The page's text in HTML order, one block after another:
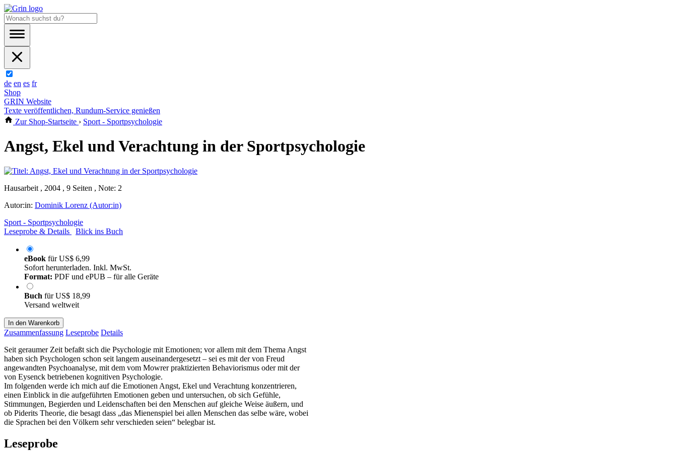
de en es fr
Shop
GRIN Website
Texte veröffentlichen, Rundum-Service genießen
Zur Shop-Startseite › Sport - Sportpsychologie
Angst, Ekel und Verachtung in der Sportpsychologie
Hausarbeit , 2004 , 9 Seiten , Note: 2
Autor:in: Dominik Lorenz (Autor:in)
Sport - Sportpsychologie
Leseprobe & Details
Blick ins Buch
eBook fürUS$ 6,99
Sofort herunterladen. Inkl. MwSt.
Format: PDF und ePUB – für alle Geräte
Buch fürUS$ 18,99
Versand weltweit
In den Warenkorb
Zusammenfassung Leseprobe Details
Seit geraumer Zeit befaßt sich die Psychologie mit Emotionen; vor allem mit dem Thema Angst
haben sich Psychologen schon seit langem auseinandergesetzt – sei es mit der von Freud
angewandten Psychoanalyse, mit dem vom Mowrer praktizierten Behaviorismus oder mit der
von Eysenck betriebenen kognitiven Psychologie.
Im folgenden werde ich mich auf die Emotionen Angst, Ekel und Verachtung konzentrieren,
einen Einblick in die aufgeführten Emotionen geben und untersuchen, ob sich Gefühle,
Stimmungen, Begierden und Leidenschaften bei den Menschen auf gleiche Weise äußern, und
ob Piderits Theorie, die besagt dass „das Mienenspiel bei allen Menschen das selbe wäre, wobei
die Sprachen bei den Völkern sehr verschieden seien“ belegbar ist.
Leseprobe